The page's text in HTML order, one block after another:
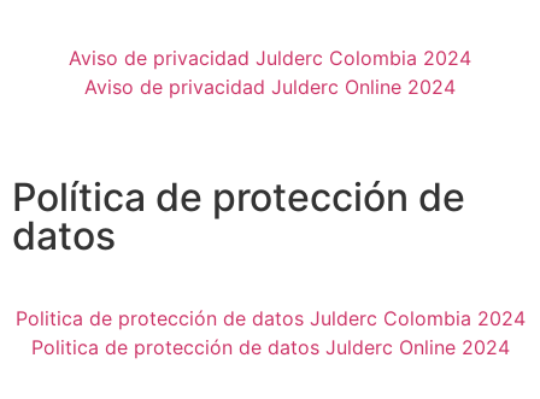
Aviso de privacidad Julderc Colombia 2024
Aviso de privacidad Julderc Online 2024
Política de protección de
datos
Politica de protección de datos Julderc Colombia 2024
Politica de protección de datos Julderc Online 2024